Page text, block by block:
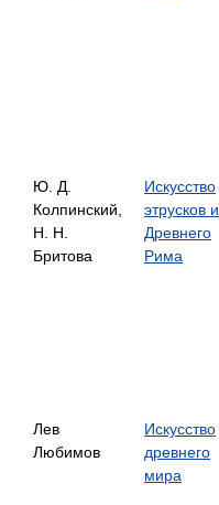
Ю. Д.
Колпинский,
Н. Н.
Бритова
Искусство
этрусков и
Древнего
Рима
Лев
Любимов
Искусство
древнего
мира